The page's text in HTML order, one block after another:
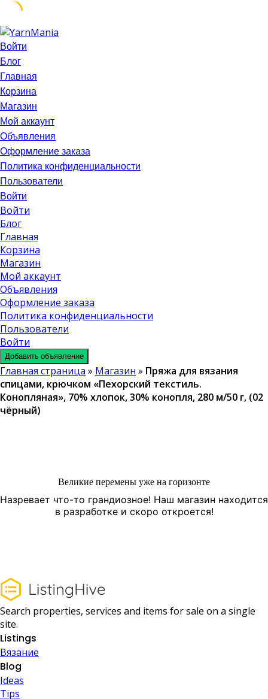
Skip
to
content
Войти
Блог
Главная
Корзина
Магазин
Мой аккаунт
Объявления
Оформление заказа
Политика конфиденциальности
Пользователи
Войти
Войти
Блог
Главная
Корзина
Магазин
Мой аккаунт
Объявления
Оформление заказа
Политика конфиденциальности
Пользователи
Войти
Добавить объявление
Главная страница » Магазин » Пряжа для вязания
спицами, крючком «Пехорский текстиль.
Конопляная», 70% хлопок, 30% конопля, 280 м/50 г, (02
чёрный)
Великие перемены уже на горизонте
Назревает что-то грандиозное! Наш магазин находится
в разработке и скоро откроется!
Search properties, services and items for sale on a single
site.
Listings
Вязание
Blog
Ideas
Tips